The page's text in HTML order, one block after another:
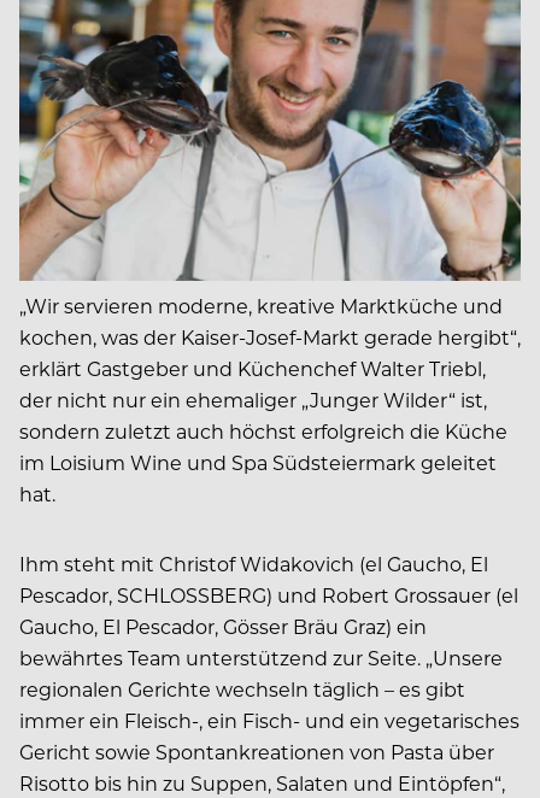
„Wir servieren moderne, kreative Marktküche und
kochen, was der Kaiser-Josef-Markt gerade hergibt“,
erklärt Gastgeber und Küchenchef Walter Triebl,
der nicht nur ein ehemaliger „Junger Wilder“ ist,
sondern zuletzt auch höchst erfolgreich die Küche
im Loisium Wine und Spa Südsteiermark geleitet
hat.
Ihm steht mit Christof Widakovich (el Gaucho, El
Pescador, SCHLOSSBERG) und Robert Grossauer (el
Gaucho, El Pescador, Gösser Bräu Graz) ein
bewährtes Team unterstützend zur Seite. „Unsere
regionalen Gerichte wechseln täglich – es gibt
immer ein Fleisch-, ein Fisch- und ein vegetarisches
Gericht sowie Spontankreationen von Pasta über
Risotto bis hin zu Suppen, Salaten und Eintöpfen“,